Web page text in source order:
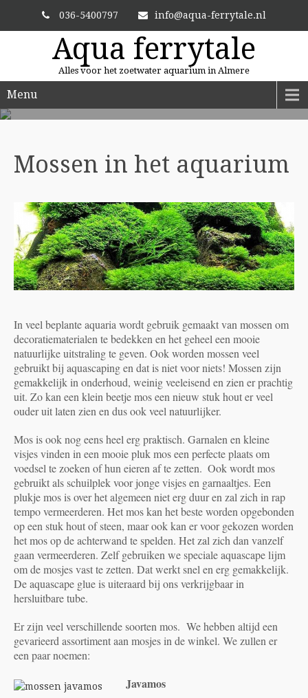
036-5400797 info@aqua-ferrytale.nl
Aqua ferrytale
Alles voor het zoetwater aquarium in Almere
Menu
En zit uw plant er niet bij? Dan bestellen we hem voor u.
Mossen in het aquarium
In veel beplante aquaria wordt gebruik gemaakt van mossen om
decoratiematerialen te bedekken en het geheel een mooie
natuurlijke uitstraling te geven. Ook worden mossen veel
gebruikt bij aquascaping en dat is niet voor niets! Mossen zijn
gemakkelijk in onderhoud, weinig veeleisend en zien er prachtig
uit. Zo kan een klein beetje mos een nieuw stuk hout er veel
ouder uit laten zien en dus ook veel natuurlijker.
Mos is ook nog eens heel erg praktisch. Garnalen en kleine
visjes vinden in een mooie pluk mos een perfecte plaats om
voedsel te zoeken of hun eieren af te zetten. Ook wordt mos
gebruikt als schuilplek voor jonge visjes en garnaaltjes. Een
plukje mos is over het algemeen niet erg duur en zal zich in rap
tempo vermeerderen. Het mos kan het beste worden opgebonden
op een stuk hout of steen, maar ook kan er voor gekozen worden
het mos op de achterwand te spelden. Het zal zich dan vanzelf
gaan vermeerderen. Zelf gebruiken we speciale aquascape lijm
om de mosjes vast te zetten. Dat werkt snel en erg gemakkelijk.
De aquascape glue is uiteraard bij ons verkrijgbaar in
hersluitbare tube.
Er zijn veel verschillende soorten mos. We hebben altijd een
gevarieerd assortiment aan mosjes in de winkel. We zullen er
een paar noemen:
Javamos